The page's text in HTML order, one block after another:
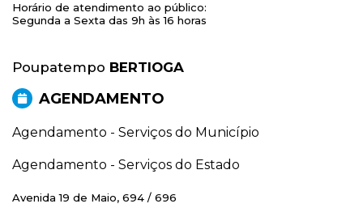
Horário de atendimento ao público:
Segunda a Sexta das 9h às 16 horas
Poupatempo BERTIOGA
AGENDAMENTO
Agendamento - Serviços do Município
Agendamento - Serviços do Estado
Avenida 19 de Maio, 694 / 696